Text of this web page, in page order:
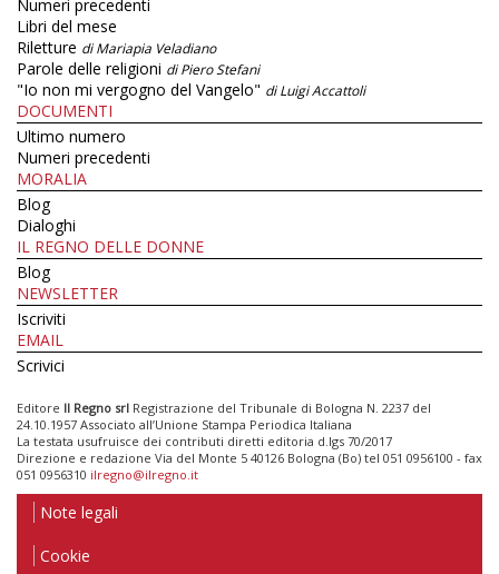
Numeri precedenti
Libri del mese
Riletture di Mariapia Veladiano
Parole delle religioni di Piero Stefani
"Io non mi vergogno del Vangelo" di Luigi Accattoli
DOCUMENTI
Ultimo numero
Numeri precedenti
MORALIA
Blog
Dialoghi
IL REGNO DELLE DONNE
Blog
NEWSLETTER
Iscriviti
EMAIL
Scrivici
Editore Il Regno srl Registrazione del Tribunale di Bologna N. 2237 del
24.10.1957 Associato all’Unione Stampa Periodica Italiana
La testata usufruisce dei contributi diretti editoria d.lgs 70/2017
Direzione e redazione Via del Monte 5 40126 Bologna (Bo) tel 051 0956100 - fax
051 0956310 ilregno@ilregno.it
Note legali
Cookie